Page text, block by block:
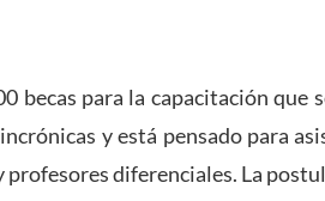
becas para la capacitación
y está pensado para
profesores diferenciales. La